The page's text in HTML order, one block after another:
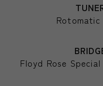
Rotomatic
Floyd Rose